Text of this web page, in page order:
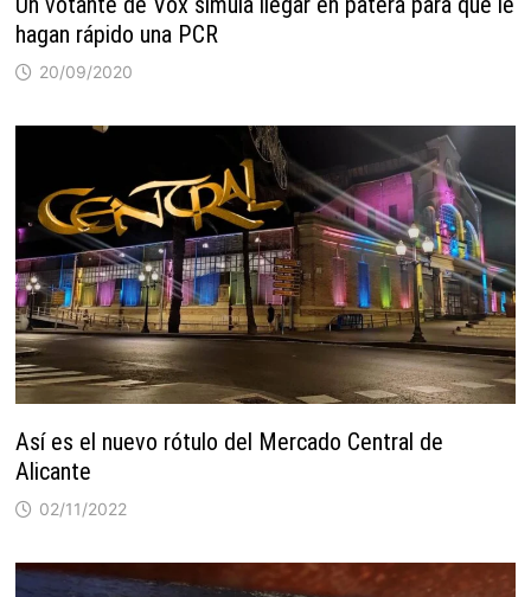
hagan rápido una PCR
20/09/2020
Así es el nuevo rótulo del Mercado Central de
Alicante
02/11/2022